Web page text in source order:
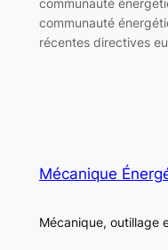
communauté
récentes directives
Mécanique
Mécanique, outillage